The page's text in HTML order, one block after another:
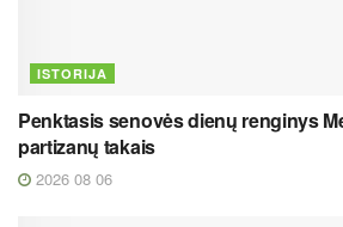
ISTORIJA
Penktasis senovės dienų renginys
partizanų takais
2026 08 06